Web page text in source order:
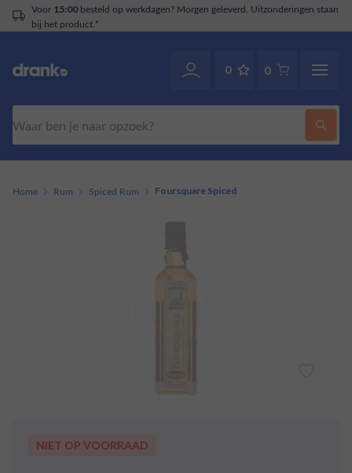
Voor 15:00besteld op werkdagen? Morgen geleverd. Uitzonderingen staan
bij het product.*
0 0
Home Rum Spiced Rum Foursquare Spiced
NIET OP VOORRAAD